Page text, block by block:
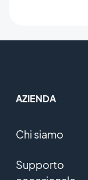
AZIENDA
Chi siamo
Supporto